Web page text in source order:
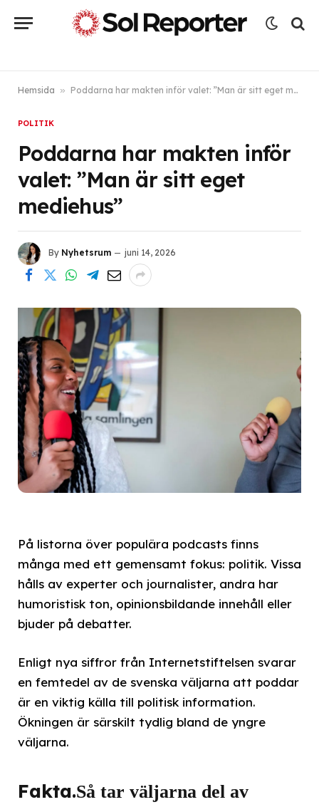
Hemsida » Poddarna har makten inför valet: ”Man är sitt eget mediehus”
POLITIK
Poddarna har makten inför
valet: ”Man är sitt eget
mediehus”
By Nyhetsrum juni 14, 2026
På listorna över populära podcasts finns
många med ett gemensamt fokus: politik. Vissa
hålls av experter och journalister, andra har
humoristisk ton, opinionsbildande innehåll eller
bjuder på debatter.
Enligt nya siffror från Internetstiftelsen svarar
en femtedel av de svenska väljarna att poddar
är en viktig källa till politisk information.
Ökningen är särskilt tydlig bland de yngre
väljarna.
Fakta.Så tar väljarna del av